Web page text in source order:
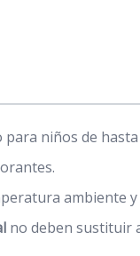
para niños de hasta
ambiente y
no deben sustituir